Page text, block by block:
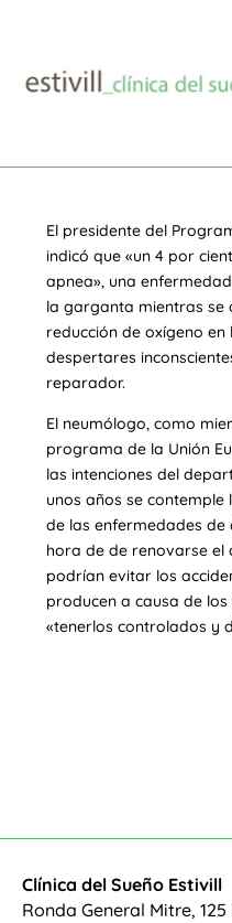
El presidente del
indicó que «un 4 por
apnea», una
la garganta mientras se
reducción de oxígeno
despertares
reparador.
El neumólogo, como
programa de la Unión
las intenciones del
unos años se contemple
de las enfermedades
hora de de renovarse el
podrían evitar los
producen a causa de
«tenerlos controlados y
Clínica del Sueño Estivill
Ronda General Mitre,